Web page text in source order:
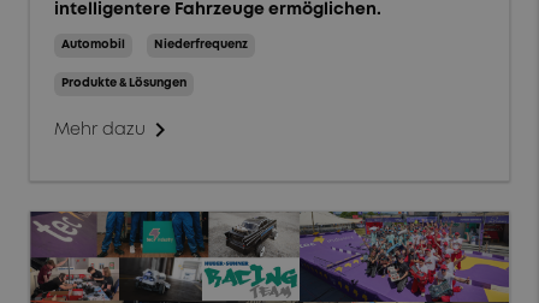
Tipps und Tricks
Webinare
Menschen und Kultur
Märkte
intelligentere Fahrzeuge ermöglichen.
Automobil Niederfrequenz
Produkte & Lösungen
Mehr dazu chevron_right